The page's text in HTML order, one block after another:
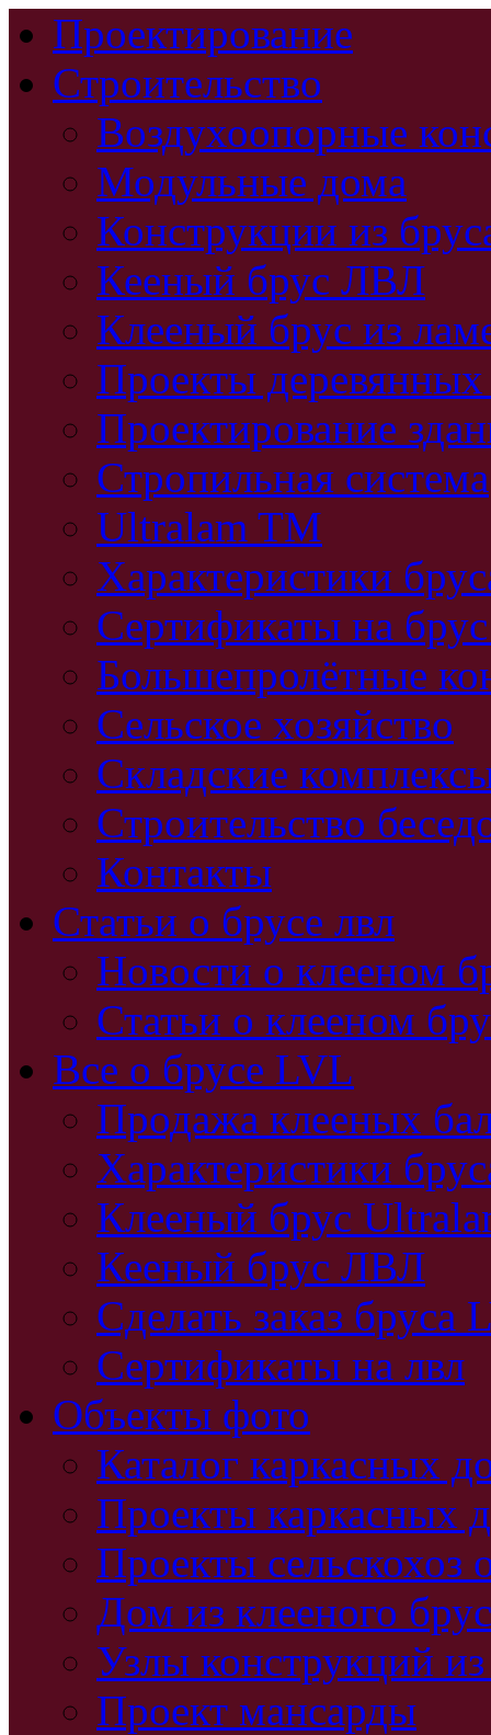
Проектирование
Строительство
Воздухоопорные
Модульные дома
Конструкции из
Кееный брус ЛВЛ
Клееный брус из
Проекты
Проектирование
Стропильная система
Ultralam TM
Характеристики
Сертификаты на
Большепролётные
Сельское хозяйство
Складские
Строительство
Контакты
Статьи о брусе лвл
Новости о клееном
Статьи о клееном
Все о брусе LVL
Продажа клееных
Характеристики
Клееный брус
Кееный брус ЛВЛ
Сделать заказ бруса
Сертификаты на лвл
Объекты фото
Каталог каркасных
Проекты каркасных
Проекты сельскохоз
Дом из клееного
Узлы конструкций
Проект мансарды